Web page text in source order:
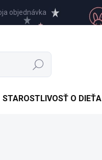
objednávka
Hľadať
STAROSTLIVOSŤ O DIEŤA